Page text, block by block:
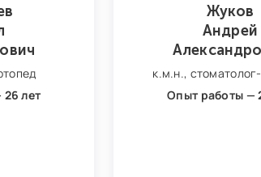
лет
Жуков
Андрей
к.м.н.,
Опыт работы —